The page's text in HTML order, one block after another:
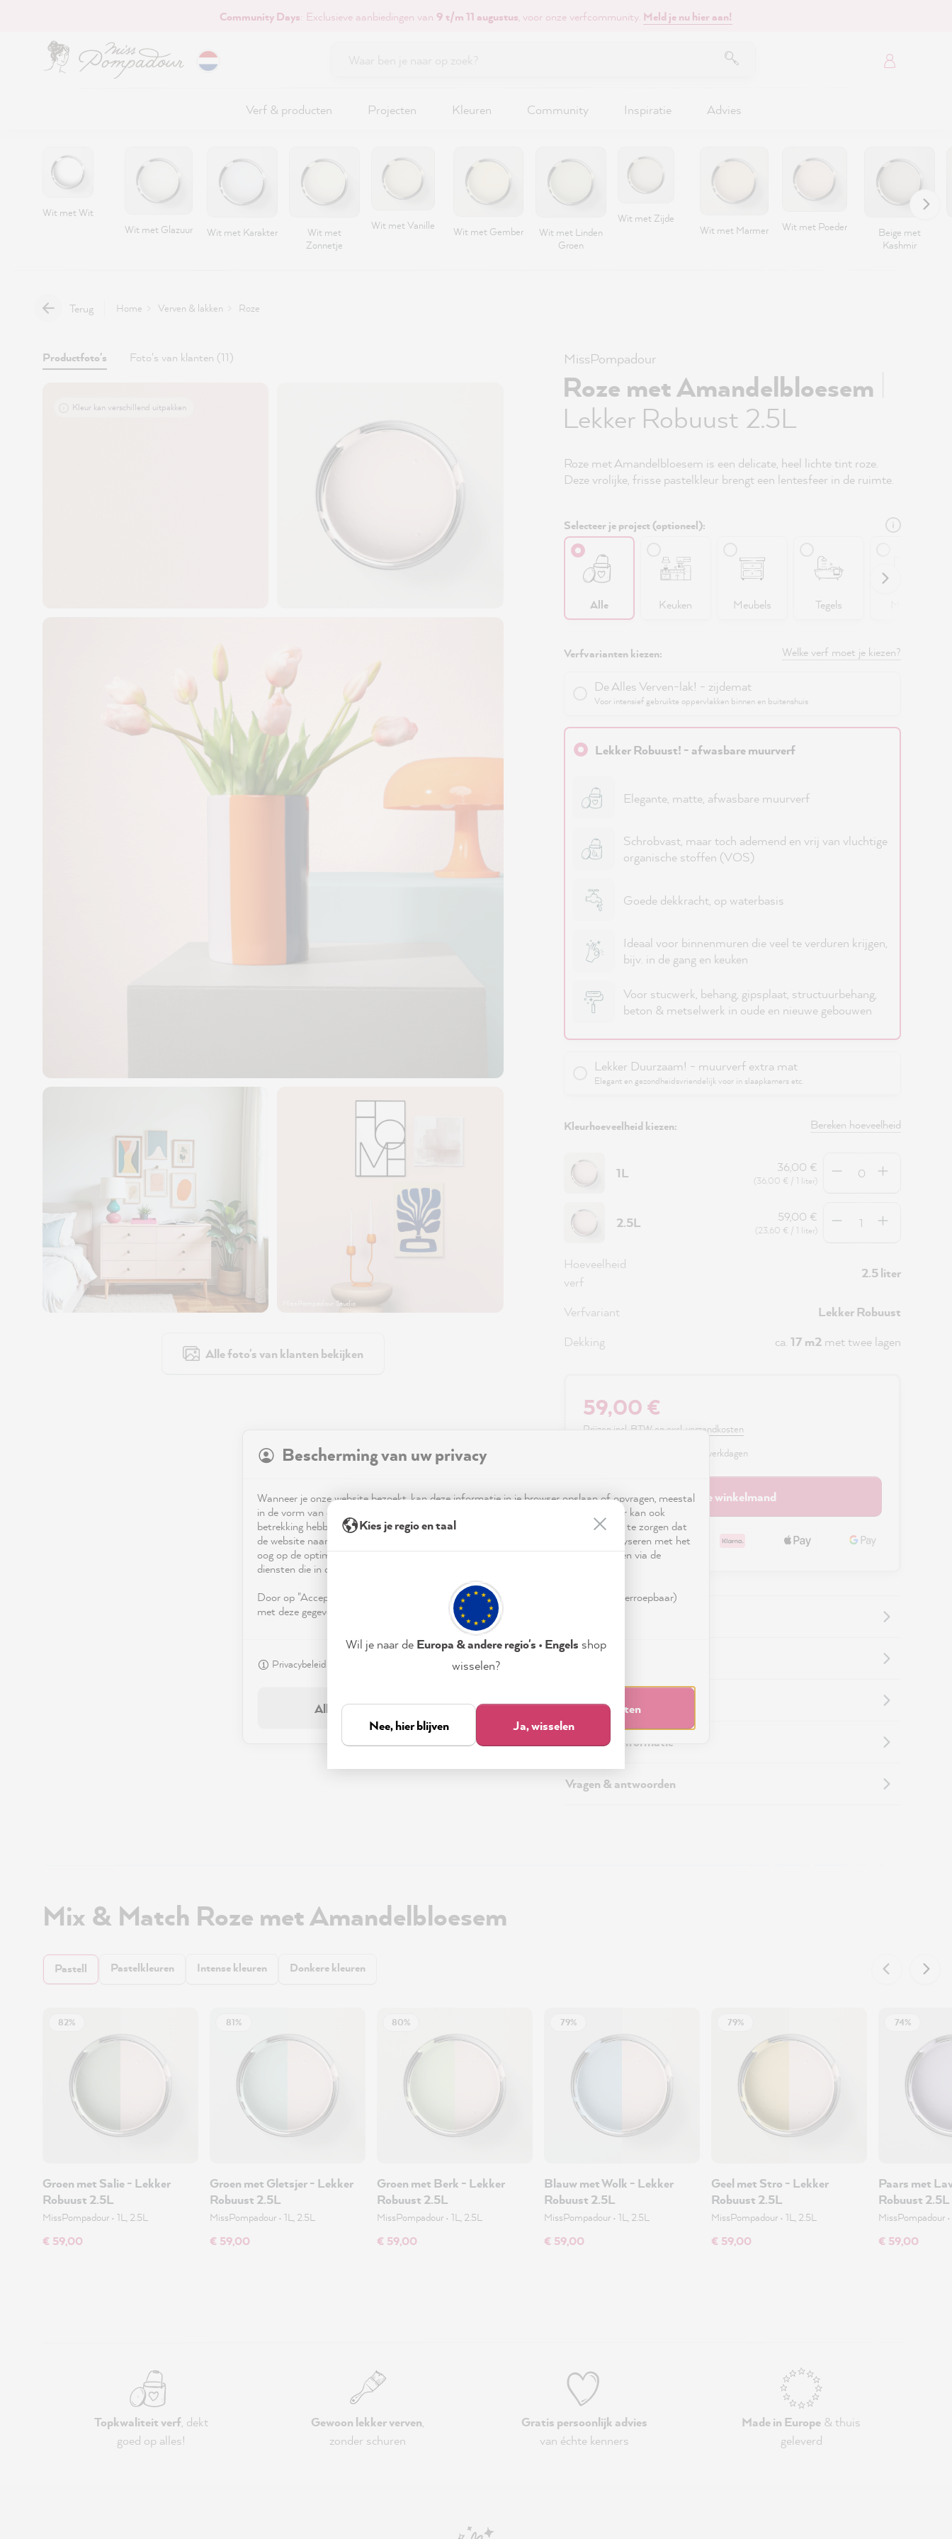
Community Days: Exclusieve aanbiedingen van 9 t/m 11 augustus, voor onze verfcommunity. Meld je nu hier aan!
Verf & producten Projecten Kleuren Community Inspiratie Advies
Wit met Wit
Wit met Glazuur
Wit met Karakter
Wit met
Zonnetje
Wit met Vanille Wit met Gember
Wit met Linden
Groen
Wit met Zijde
Wit met Marmer
Wit met Poeder
Beige met
Kashmir
Terug Home Verven & lakken Roze
Productfoto's Foto's van klanten (11)
MissPompadour Studio
Alle foto's van klanten bekijken
Kleur kan verschillend uitpakken
MissPompadour
Roze met Amandelbloesem
Lekker Robuust 2.5L
Roze met Amandelbloesem is een delicate, heel lichte tint roze.
Deze vrolijke, frisse pastelkleur brengt een lentesfeer in de ruimte.
Selecteer je project (optioneel):
Alle Keuken Meubels Tegels
Verfvarianten kiezen: Welke verf moet je kiezen?
De Alles Verven-lak! - zijdemat
Voor intensief gebruikte oppervlakken binnen en buitenshuis
Lekker Robuust! - afwasbare muurverf
Elegante, matte, afwasbare muurverf
Schrobvast, maar toch ademend en vrij van vluchtige
organische stoffen (VOS)
Goede dekkracht, op waterbasis
Ideaal voor binnenmuren die veel te verduren krijgen,
bijv. in de gang en keuken
Voor stucwerk, behang, gipsplaat, structuurbehang,
beton & metselwerk in oude en nieuwe gebouwen
Lekker Duurzaam! - muurverf extra mat
Elegant en gezondheidsvriendelijk voor in slaapkamers etc.
Kleurhoeveelheid kiezen: Bereken hoeveelheid
1L 36,00 €
(36,00 € / 1 liter)
2.5L 59,00 €
(23,60 € / 1 liter)
Hoeveelheid
verf
2.5 liter
Verfvariant
Lekker Robuust
Dekking
ca. 17 m2met twee lagen
59,00 €
Prijzen incl. BTW en excl. verzendkosten
Beschikbaar, levertijd: 2 - 3 werkdagen
In de winkelmand
Verzending & retouren
Veiligheidsinformatie
Vragen & antwoorden
Mix & Match Roze met Amandelbloesem
Pastell Pastelkleuren Intense kleuren Donkere kleuren
82%
Groen met Salie - Lekker
Robuust 2.5L
MissPompadour • 1L, 2.5L
€ 59,00
81%
Groen met Gletsjer - Lekker
Robuust 2.5L
MissPompadour • 1L, 2.5L
€ 59,00
80%
Groen met Berk - Lekker
Robuust 2.5L
MissPompadour • 1L, 2.5L
€ 59,00
79%
Blauw met Wolk - Lekker
Robuust 2.5L
MissPompadour • 1L, 2.5L
€ 59,00
79%
Geel met Stro - Lekker
Robuust 2.5L
MissPompadour • 1L, 2.5L
€ 59,00
74%
Paars met
Robuust 2.5L
MissPompadour •
€ 59,00
Topkwaliteit verf, dekt
goed op alles!
Gewoon lekker verven,
zonder schuren
Gratis persoonlijk advies
van échte kenners
Made in Europe & thuis
geleverd
Bescherming van uw privacy
Wanneer je onze website bezoekt, kan deze informatie in je browser opslaan of opvragen, meestal
in de vorm van cookies. Deze informatie is niet alleen technisch noodzakelijk, maar kan ook
betrekking hebben op je, je instellingen of je apparaat en wordt gebruikt om ervoor te zorgen dat
de website naar verwachting functioneert en om je gebruik van de website te analyseren met het
oog op de optimalisering ervan, en om gepersonaliseerde advertenties aan te bieden via de
diensten die in de verklaring inzake gegevensbescherming worden genoemd.
Door op "Accepteren & sluiten" te klikken, ga je vrijwillig akkoord (op elk moment herroepbaar)
met deze gegevensverwerking.
Privacybeleid
Accepteren & sluiten
Alleen noodzakelijk
Kies je regio en taal
Wil je naar de Europa & andere regio's • Engels shop
wisselen?
Nee, hier blijven Ja, wisselen